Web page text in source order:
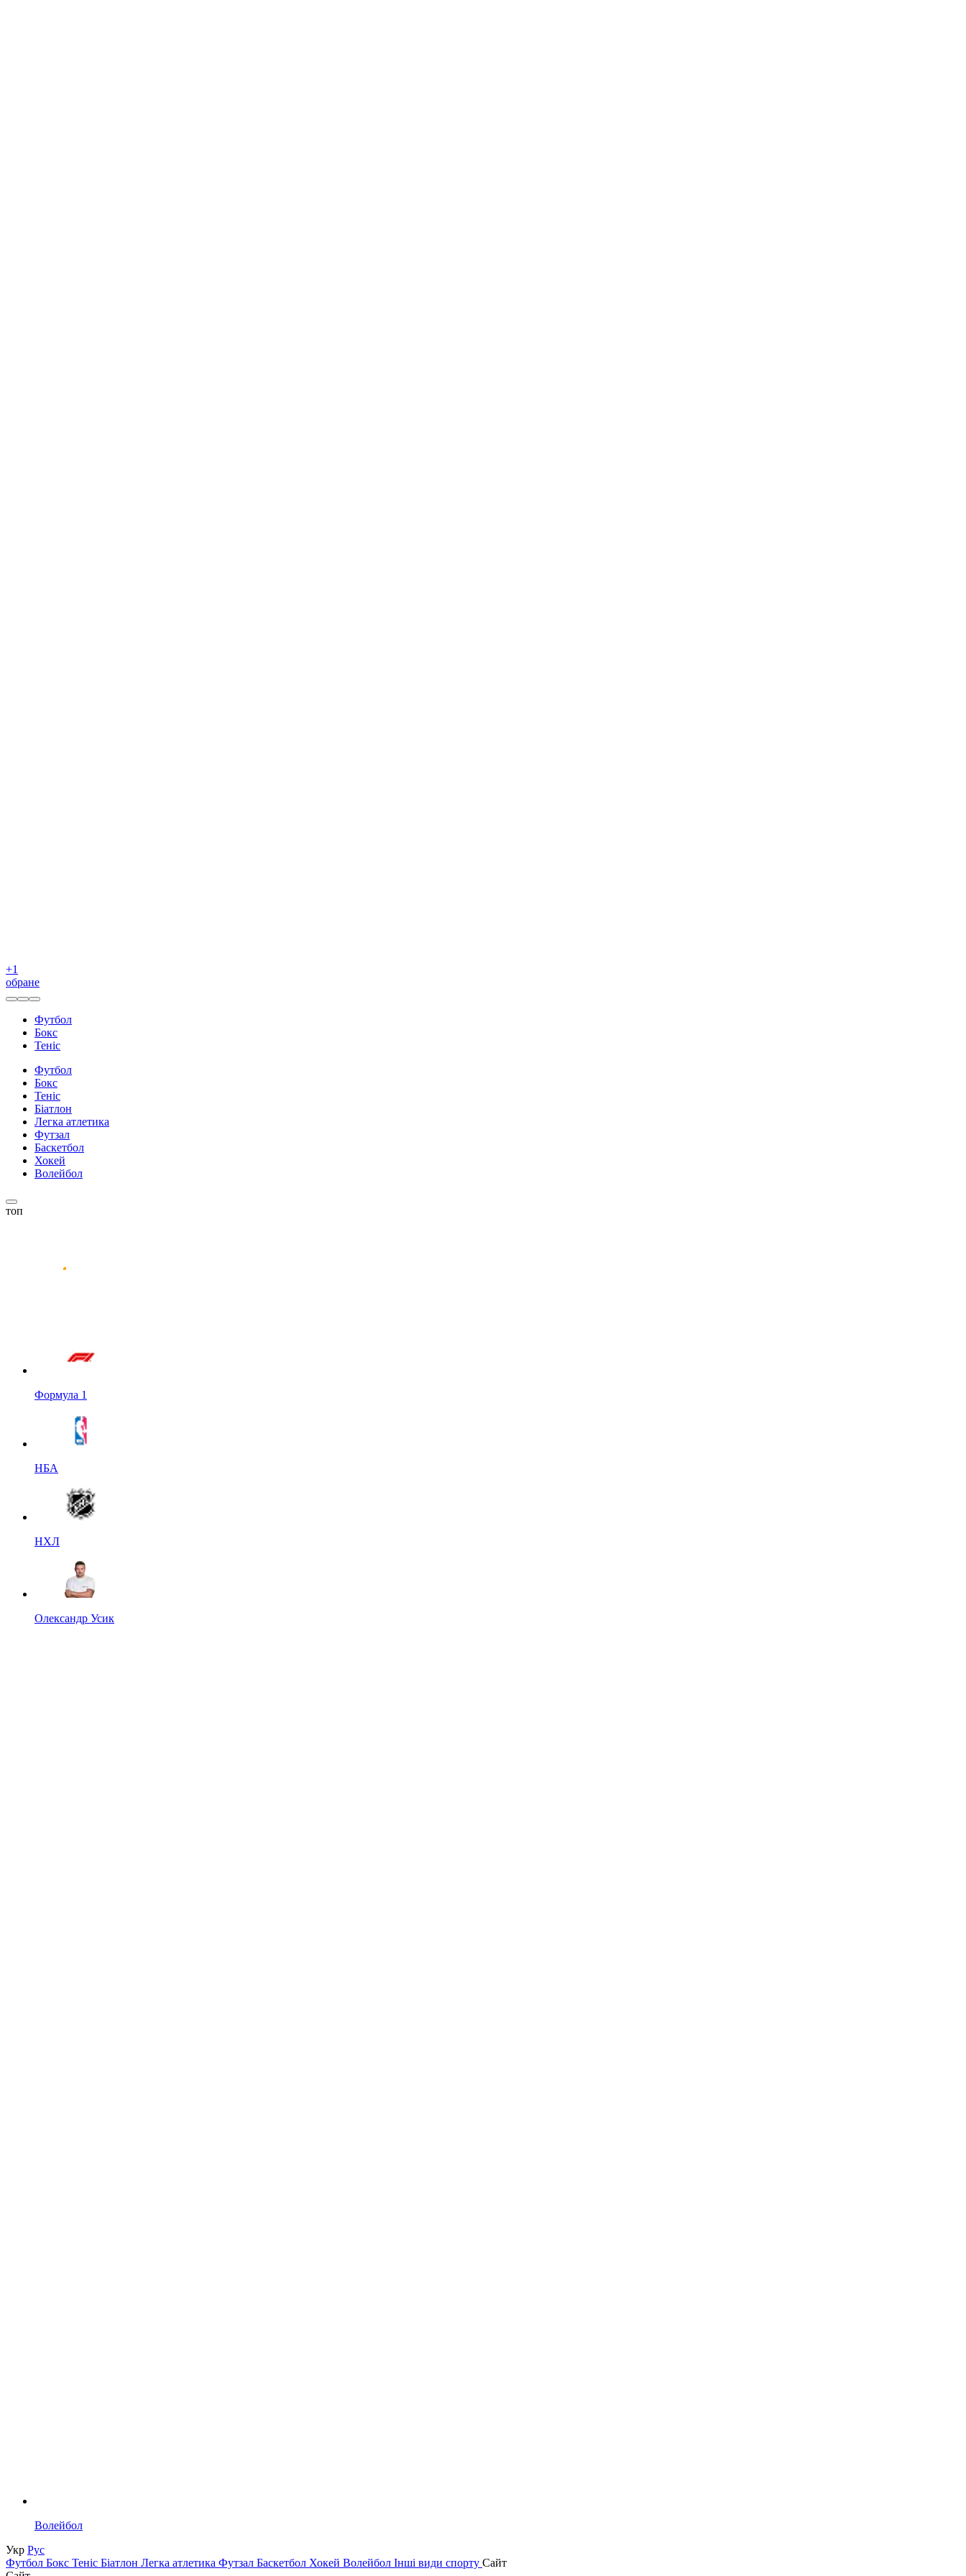
+1
обране
Футбол
Бокс
Теніс
Футбол
Бокс
Теніс
Біатлон
Легка атлетика
Футзал
Баскетбол
Хокей
Волейбол
топ
Формула 1
НБА
НХЛ
Олександр Усик
Волейбол
Укр Рус
Футбол Бокс Теніс Біатлон Легка атлетика Футзал Баскетбол Хокей Волейбол Інші види спорту Сайт